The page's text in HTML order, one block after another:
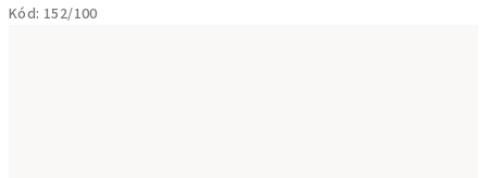
Kód: 152/100